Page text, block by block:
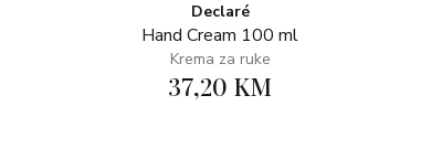
Declaré
Hand Cream 100 ml
Krema za ruke
37,20 KM